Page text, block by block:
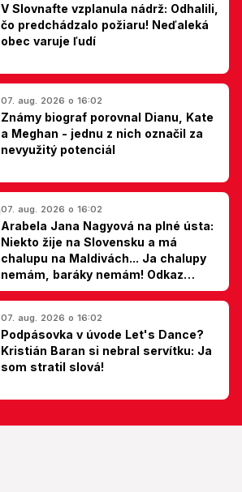
V Slovnafte vzplanula nádrž: Odhalili,
čo predchádzalo požiaru! Neďaleká
obec varuje ľudí
07. aug. 2026 o 16:02
Známy biograf porovnal Dianu, Kate
a Meghan - jednu z nich označil za
nevyužitý potenciál
07. aug. 2026 o 16:02
Arabela Jana Nagyová na plné ústa:
Niekto žije na Slovensku a má
chalupu na Maldivách... Ja chalupy
nemám, baráky nemám! Odkaz
Slovákom
07. aug. 2026 o 16:02
Podpásovka v úvode Let's Dance?
Kristián Baran si nebral servítku: Ja
som stratil slová!